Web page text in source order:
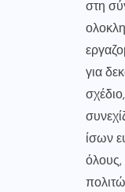
στη
για
ίσων
όλους,